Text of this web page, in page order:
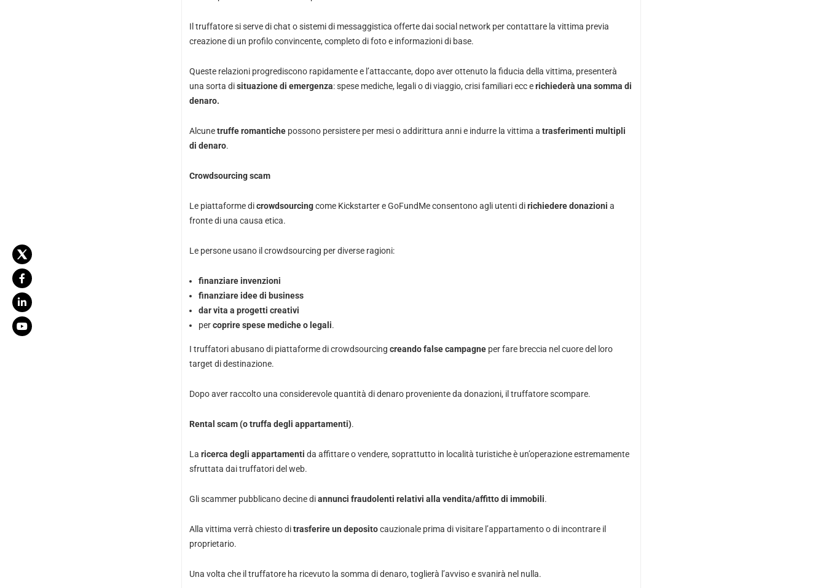
Il truffatore si serve di chat o sistemi di messaggistica offerte dai social network per contattare la vittima previa
creazione di un profilo convincente, completo di foto e informazioni di base.
Queste relazioni progrediscono rapidamente e l’attaccante, dopo aver ottenuto la fiducia della vittima, presenterà
una sorta disituazione di emergenza: spese mediche, legali o di viaggio, crisi familiari ecc erichiederà una somma di
denaro.
Alcunetruffe romantichepossono persistere per mesi o addirittura anni e indurre la vittima a trasferimenti multipli
di denaro.
Crowdsourcing scam
Le piattaforme dicrowdsourcingcome Kickstarter e GoFundMe consentono agli utenti dirichiedere donazioni a
fronte di una causa etica.
Le persone usano il crowdsourcing per diverse ragioni:
finanziare invenzioni
finanziare idee di business
dar vita a progetti creativi
percoprire spese mediche o legali.
I truffatori abusano di piattaforme di crowdsourcing creando false campagneper fare breccia nel cuore del loro
target di destinazione.
Dopo aver raccolto una considerevole quantità di denaro proveniente da donazioni, il truffatore scompare.
Rental scam (o truffa degli appartamenti).
La ricerca degli appartamenti da affittare o vendere, soprattutto in località turistiche è un’operazione estremamente
sfruttata dai truffatori del web.
Gli scammer pubblicano decine diannunci fraudolenti relativi alla vendita/affitto di immobili.
Alla vittima verrà chiesto ditrasferire un depositocauzionale prima di visitare l’appartamento o di incontrare il
proprietario.
Una volta che il truffatore ha ricevuto la somma di denaro, toglierà l’avviso e svanirà nel nulla.